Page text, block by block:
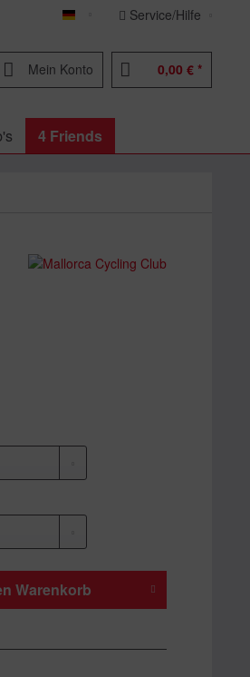
Deutsch Service/Hilfe
Mein Konto 0,00 € *
4 Friends
Warenkorb